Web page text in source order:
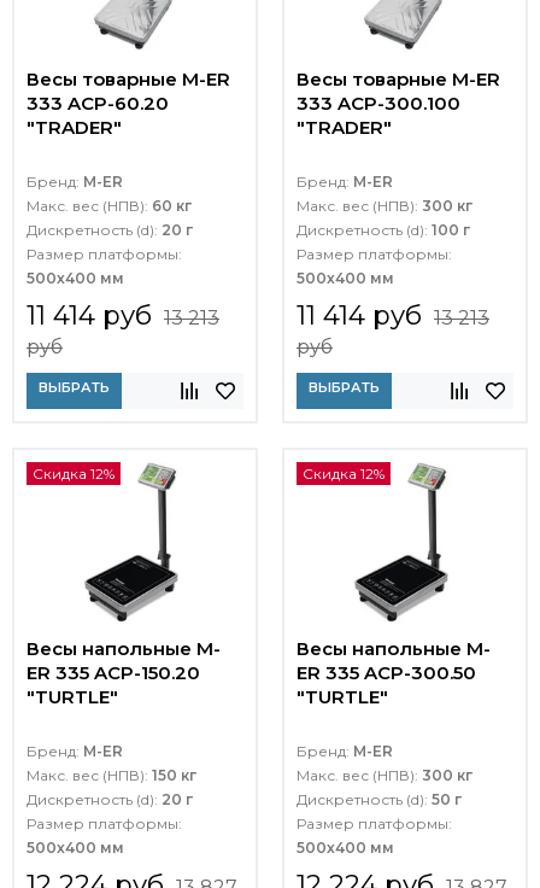
Весы товарные M-ER
333 ACP-60.20
"TRADER"
Бренд: M-ER
Макс. вес (НПВ): 60 кг
Дискретность (d): 20 г
Размер платформы:
500х400 мм
11 414 руб 13 213
руб
ВЫБРАТЬ
Весы товарные M-ER
333 ACP-300.100
"TRADER"
Бренд: M-ER
Макс. вес (НПВ): 300 кг
Дискретность (d): 100 г
Размер платформы:
500х400 мм
11 414 руб 13 213
руб
ВЫБРАТЬ
Скидка 12%
Весы напольные M-
ER 335 ACP-150.20
"TURTLE"
Бренд: M-ER
Макс. вес (НПВ): 150 кг
Дискретность (d): 20 г
Размер платформы:
500х400 мм
Скидка 12%
Весы напольные M-
ER 335 ACP-300.50
"TURTLE"
Бренд: M-ER
Макс. вес (НПВ): 300 кг
Дискретность (d): 50 г
Размер платформы:
500х400 мм